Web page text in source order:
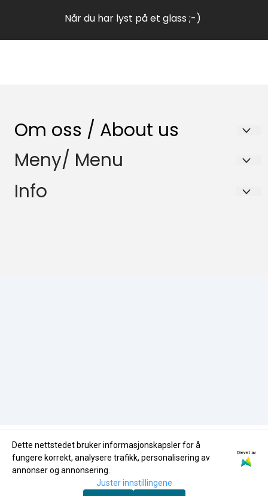
Når du har lyst på et glass ;-)
Om oss / About us
Nenset Glassverksted AS
Trommedalsvegen 223
3735 Skien
Meny/ Menu
Salgsbetingelser
Info
Dette nettstedet bruker informasjonskapsler for å
fungere korrekt, analysere trafikk, personalisering av
annonser og annonsering.
Drevet av
Juster innstillingene